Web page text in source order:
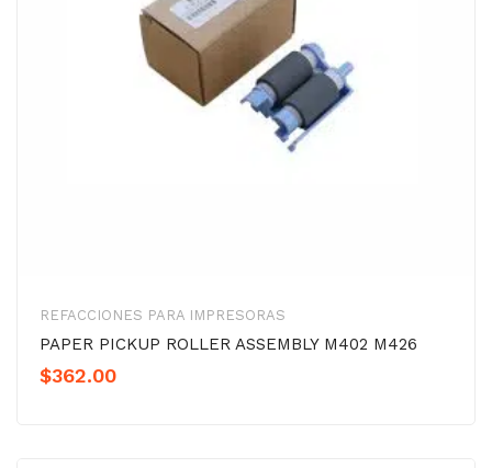
REFACCIONES PARA IMPRESORAS
PAPER PICKUP ROLLER ASSEMBLY M402 M426
$362.00